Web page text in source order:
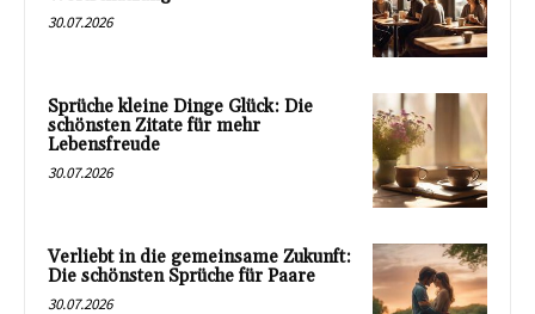
30.07.2026
Sprüche kleine Dinge Glück: Die
schönsten Zitate für mehr
Lebensfreude
30.07.2026
Verliebt in die gemeinsame Zukunft:
Die schönsten Sprüche für Paare
30.07.2026